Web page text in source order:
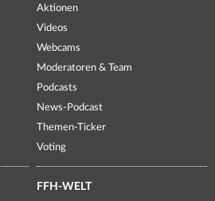
Aktionen
Videos
Webcams
Moderatoren & Team
Podcasts
News-Podcast
Themen-Ticker
Voting
FFH-WELT